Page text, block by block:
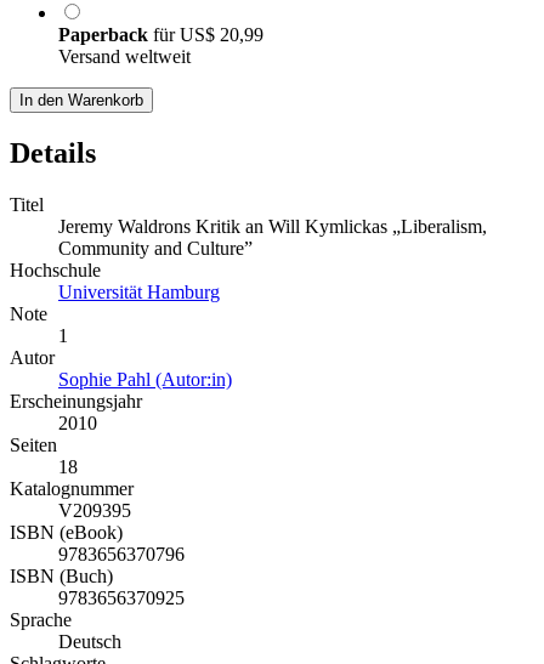
Paperback fürUS$ 20,99
Versand weltweit
In den Warenkorb
Details
Titel
Jeremy Waldrons Kritik an Will Kymlickas „Liberalism,
Community and Culture”
Hochschule
Universität Hamburg
Note
1
Autor
Sophie Pahl (Autor:in)
Erscheinungsjahr
2010
Seiten
18
Katalognummer
V209395
ISBN (eBook)
9783656370796
ISBN (Buch)
9783656370925
Sprache
Deutsch